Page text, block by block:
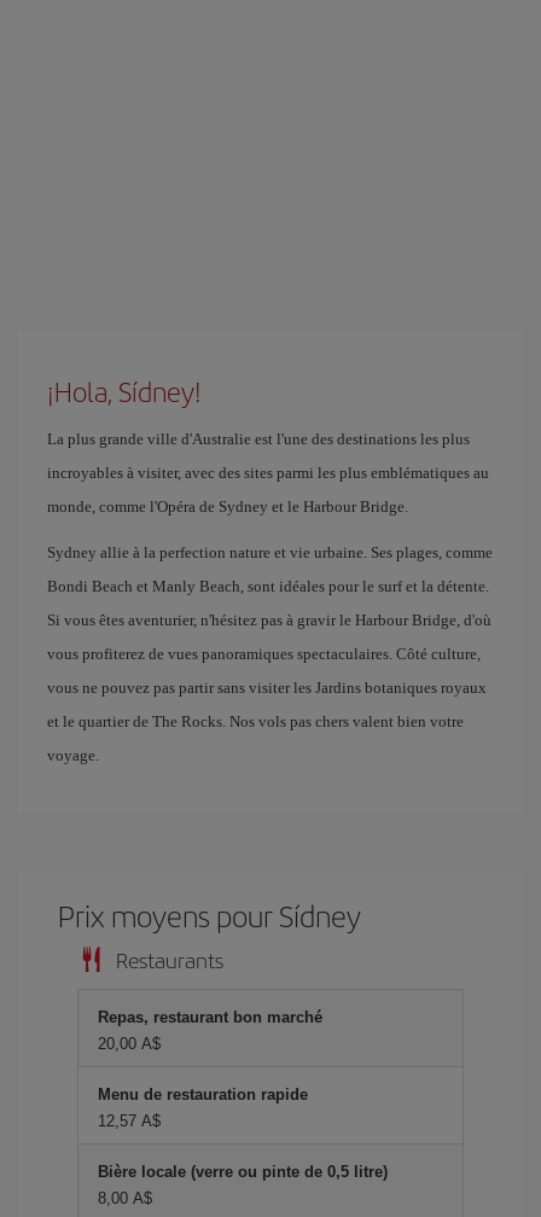
¡Hola, Sídney!
La plus grande ville d'Australie est l'une des destinations les plus
incroyables à visiter, avec des sites parmi les plus emblématiques au
monde, comme l'Opéra de Sydney et le Harbour Bridge.
Sydney allie à la perfection nature et vie urbaine. Ses plages, comme
Bondi Beach et Manly Beach, sont idéales pour le surf et la détente.
Si vous êtes aventurier, n'hésitez pas à gravir le Harbour Bridge, d'où
vous profiterez de vues panoramiques spectaculaires. Côté culture,
vous ne pouvez pas partir sans visiter les Jardins botaniques royaux
et le quartier de The Rocks. Nos vols pas chers valent bien votre
voyage.
Prix ​​moyens pour Sídney
Restaurants
Repas, restaurant bon marché
20,00 A$
Menu de restauration rapide
12,57 A$
Bière locale (verre ou pinte de 0,5 litre)
8,00 A$